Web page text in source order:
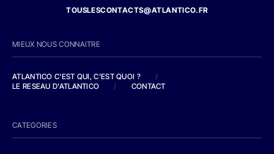
TOUSLESCONTACTS@ATLANTICO.FR
MIEUX NOUS CONNAITRE
ATLANTICO C'EST QUI, C'EST QUOI ?
/
LE RESEAU D'ATLANTICO
/ CONTACT
CATEGORIES